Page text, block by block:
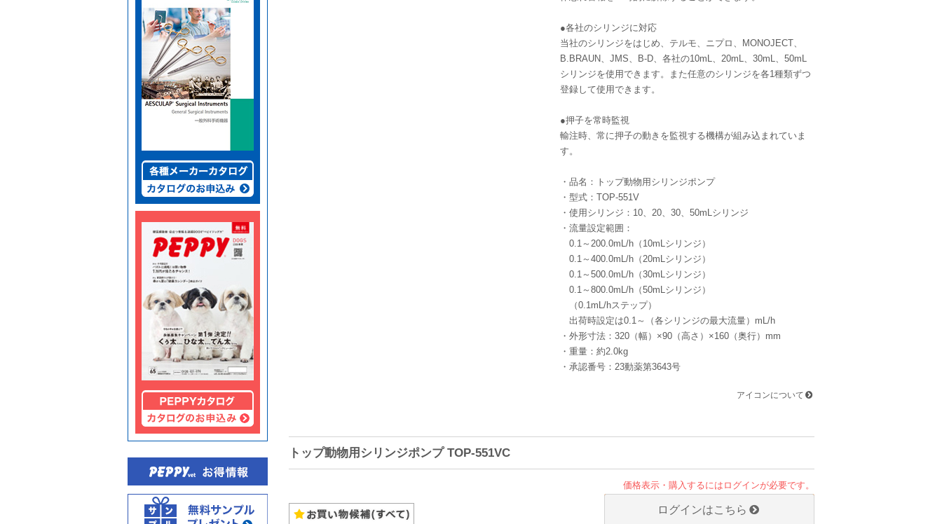
●各社のシリンジに対応
当社のシリンジをはじめ、テルモ、ニプロ、MONOJECT、
B.BRAUN、JMS、B-D、各社の10mL、20mL、30mL、50mL
シリンジを使用できます。また任意のシリンジを各1種類ずつ
登録して使用できます。
●押子を常時監視
輸注時、常に押子の動きを監視する機構が組み込まれていま
す。
・品名：トップ動物用シリンジポンプ
・型式：TOP-551V
・使用シリンジ：10、20、30、50mLシリンジ
・流量設定範囲：
0.1～200.0mL/h（10mLシリンジ）
0.1～400.0mL/h（20mLシリンジ）
0.1～500.0mL/h（30mLシリンジ）
0.1～800.0mL/h（50mLシリンジ）
（0.1mL/hステップ）
出荷時設定は0.1～（各シリンジの最大流量）mL/h
・外形寸法：320（幅）×90（高さ）×160（奥行）mm
・重量：約2.0kg
・承認番号：23動薬第3643号
アイコンについて
トップ動物用シリンジポンプ TOP-551VC
価格表示・購入するにはログインが必要です。
ログインはこちら